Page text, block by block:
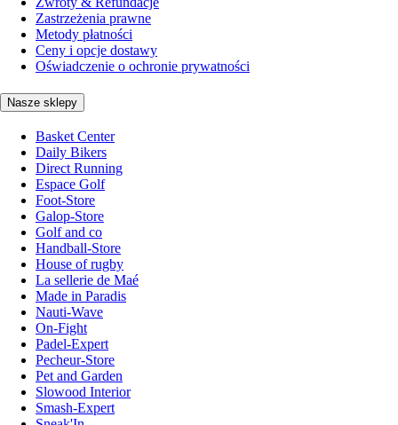
Zastrzeżenia prawne
Metody płatności
Ceny i opcje dostawy
Oświadczenie o ochronie prywatności
Nasze sklepy
Basket Center
Daily Bikers
Direct Running
Espace Golf
Foot-Store
Galop-Store
Golf and co
Handball-Store
House of rugby
La sellerie de Maé
Made in Paradis
Nauti-Wave
On-Fight
Padel-Expert
Pecheur-Store
Pet and Garden
Slowood Interior
Smash-Expert